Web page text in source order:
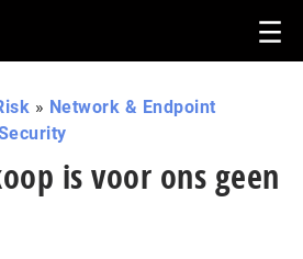
» Network & Endpoint
is voor ons geen